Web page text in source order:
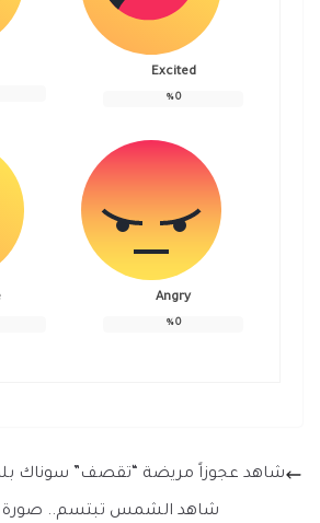
Excited
0
%
Angry
0
%
شاهد عجوزاً مريضة “تقصف” سوناك
شاهد الشمس تبتسم.. صورة